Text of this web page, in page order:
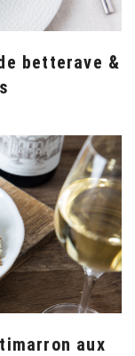
betterave &
aux